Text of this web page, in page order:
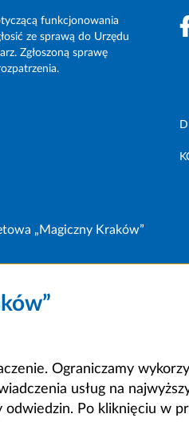
funkcjonowania
ze sprawą do Urzędu
Zgłoszoną sprawę
„Magiczny Kraków”
Ograniczamy
usług na
odwiedzin. Po kliknięciu w